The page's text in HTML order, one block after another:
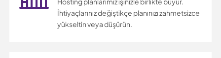
İhtiyaçlarınız değiştikçe planınızı zahmetsizce
yükseltin veya düşürün.